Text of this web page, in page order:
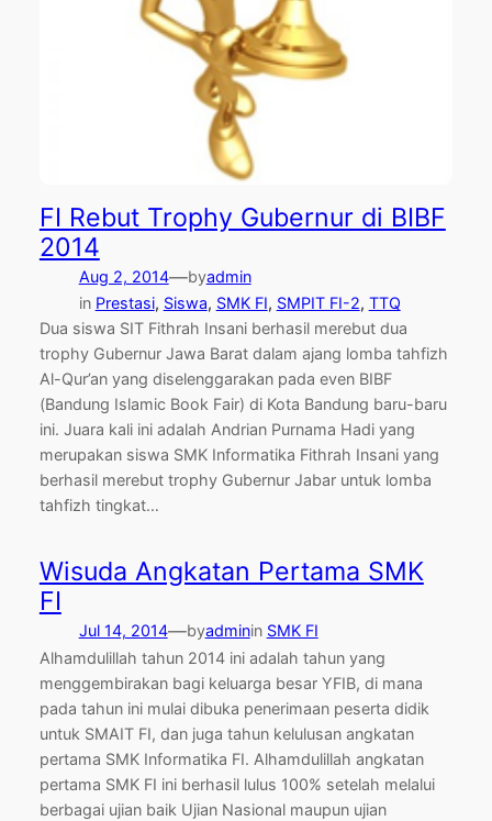
FI Rebut Trophy Gubernur di BIBF
2014
Aug 2, 2014—byadmin
in Prestasi, Siswa, SMK FI, SMPIT FI-2, TTQ
Dua siswa SIT Fithrah Insani berhasil merebut dua
trophy Gubernur Jawa Barat dalam ajang lomba tahfizh
Al-Qur’an yang diselenggarakan pada even BIBF
(Bandung Islamic Book Fair) di Kota Bandung baru-baru
ini. Juara kali ini adalah Andrian Purnama Hadi yang
merupakan siswa SMK Informatika Fithrah Insani yang
berhasil merebut trophy Gubernur Jabar untuk lomba
tahfizh tingkat…
Wisuda Angkatan Pertama SMK
FI
Jul 14, 2014—byadminin SMK FI
Alhamdulillah tahun 2014 ini adalah tahun yang
menggembirakan bagi keluarga besar YFIB, di mana
pada tahun ini mulai dibuka penerimaan peserta didik
untuk SMAIT FI, dan juga tahun kelulusan angkatan
pertama SMK Informatika FI. Alhamdulillah angkatan
pertama SMK FI ini berhasil lulus 100% setelah melalui
berbagai ujian baik Ujian Nasional maupun ujian